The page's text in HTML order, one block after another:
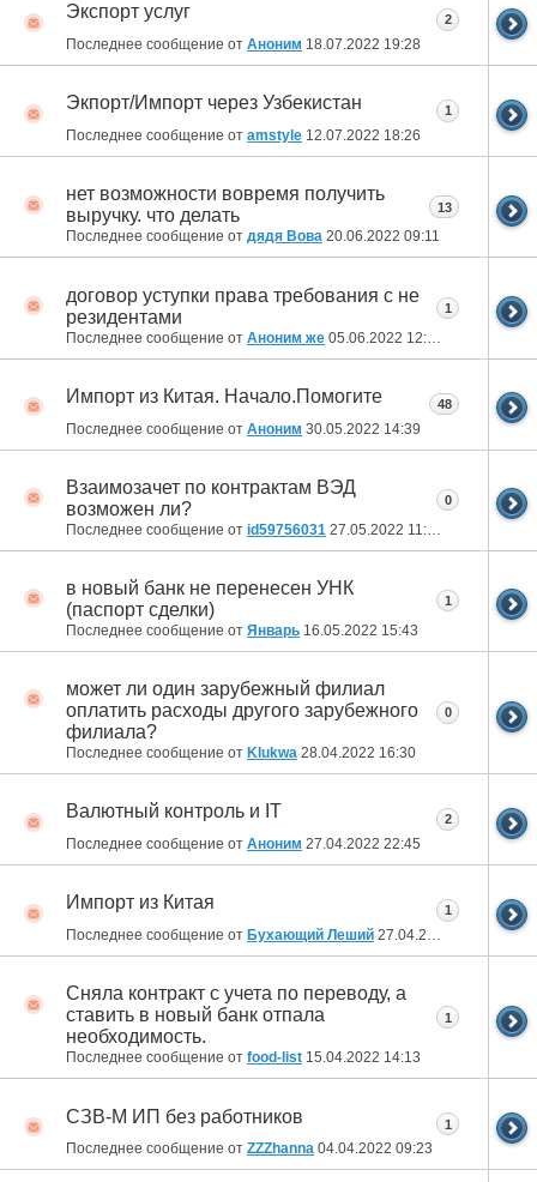
Экспорт услуг
Последнее сообщение от Аноним 18.07.2022 19:28
2
Экпорт/Импорт через Узбекистан
Последнее сообщение от amstyle 12.07.2022 18:26
1
нет возможности вовремя получить
выручку. что делать
Последнее сообщение от дядя Вова 20.06.2022 09:11
13
договор уступки права требования с не
резидентами
Последнее сообщение от Аноним же 05.06.2022 12:10
1
Импорт из Китая. Начало.Помогите
Последнее сообщение от Аноним 30.05.2022 14:39
48
Взаимозачет по контрактам ВЭД
возможен ли?
Последнее сообщение от id59756031 27.05.2022 11:19
0
в новый банк не перенесен УНК
(паспорт сделки)
Последнее сообщение от Январь 16.05.2022 15:43
1
может ли один зарубежный филиал
оплатить расходы другого зарубежного
филиала?
Последнее сообщение от Klukwa 28.04.2022 16:30
0
Валютный контроль и IT
Последнее сообщение от Аноним 27.04.2022 22:45
2
Импорт из Китая
Последнее сообщение от Бухающий Леший 27.04.2022
1
Сняла контракт с учета по переводу, а
ставить в новый банк отпала
необходимость.
Последнее сообщение от food-list 15.04.2022 14:13
1
СЗВ-М ИП без работников
Последнее сообщение от ZZZhanna 04.04.2022 09:23
1